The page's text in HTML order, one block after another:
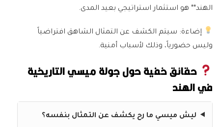
الهند** هو استثمار استراتيجي بعيد المدى.
إضاءة: سيتم الكشف عن التمثال الشاهق افتراضياً
وليس حضورياً، وذلك لأسباب أمنية.
حقائق خفية حول جولة ميسي التاريخية
في الهند
ليش ميسي ما رح يكشف عن التمثال بنفسه؟